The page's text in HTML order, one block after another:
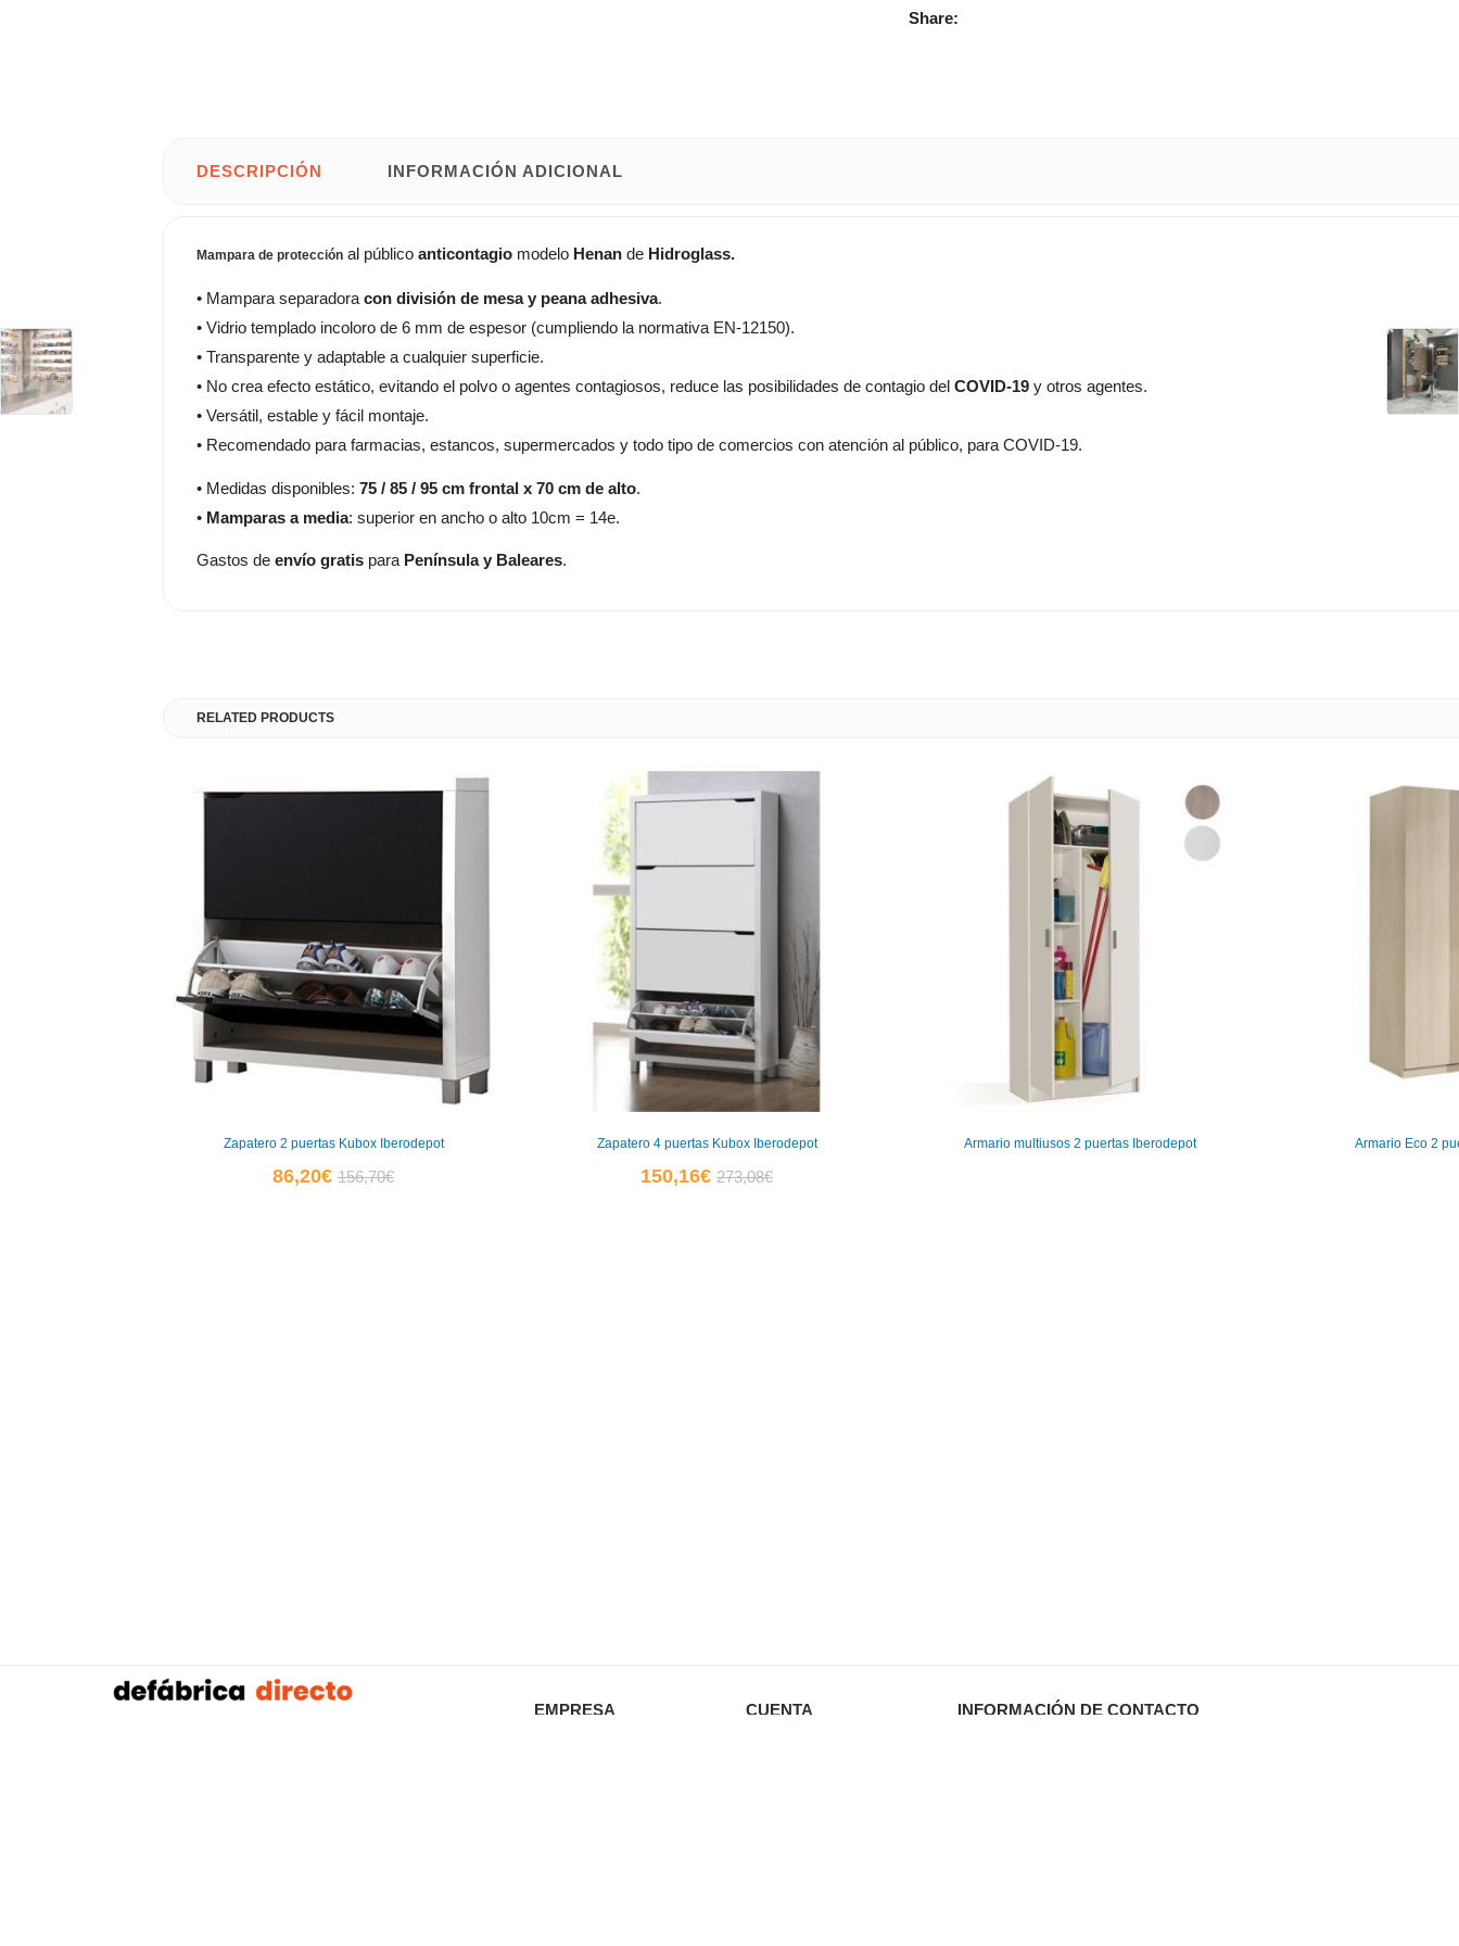
Share:
DESCRIPCIÓN INFORMACIÓN ADICIONAL
Mampara de protección al público anticontagio modelo Henan de Hidroglass.
• Mampara separadora con división de mesa y peana adhesiva.
• Vidrio templado incoloro de 6 mm de espesor (cumpliendo la normativa EN-12150).
• Transparente y adaptable a cualquier superficie.
• No crea efecto estático, evitando el polvo o agentes contagiosos, reduce las posibilidades de contagio del COVID-19 y otros agentes.
• Versátil, estable y fácil montaje.
• Recomendado para farmacias, estancos, supermercados y todo tipo de comercios con atención al público, para COVID-19.
• Medidas disponibles: 75 / 85 / 95 cm frontal x 70 cm de alto.
• Mamparas a media: superior en ancho o alto 10cm = 14e.
Gastos de envío gratis para Península y Baleares.
RELATED PRODUCTS
Zapatero 2 puertas Kubox Iberodepot
86,20€El156,70€El
Zapatero 4 puertas Kubox Iberodepot
150,16€El273,08€El
Armario multiusos 2 puertas Iberodepot Armario Eco 2
EMPRESA CUENTA INFORMACIÓN DE CONTACTO